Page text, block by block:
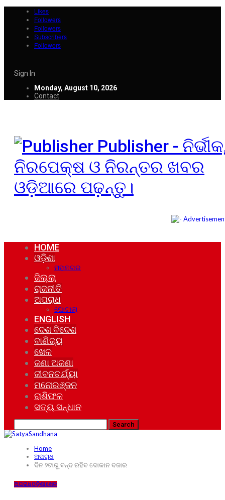
Likes
Followers
Followers
Subscribers
Followers
Sign In
Monday, August 10, 2026
Contact
Publisher -
ନିରପେକ୍ଷ ଓ ନିରନ୍ତର ଖବର
ଓଡ଼ିଆରେ ପଢ଼ନ୍ତୁ।
HOME
ଓଡ଼ିଶା
ମହାନଗର
ଜିଲ୍ଲା
ରାଜନୀତି
ଅପରାଧ
ଘୋଟାଲା
ENGLISH
ଦେଶ ବିଦେଶ
ବାଣିଜ୍ୟ
ଖେଳ
ଜଣା ଅଜଣା
ଜୀବନଚର୍ଯ୍ୟା
ମନୋରଞ୍ଜନ
ରାଶିଫଳ
ସତ୍ୟ ସନ୍ଧାନ
Home
ଅପରାଧ
ଦିନ ୨ଟାରୁ ବନ୍ଦ ରହିବ ଦୋକାନ ବଜାର
ଅପରାଧଓଡ଼ିଶାଖେଳ